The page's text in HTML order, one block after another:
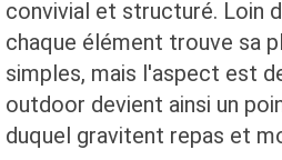
convivial et structuré. Loin
chaque élément trouve sa
simples, mais l'aspect est
outdoor devient ainsi un
duquel gravitent repas et